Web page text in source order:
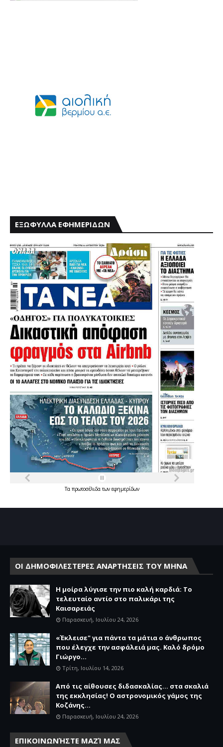
ΕΞΩΦΥΛΛΑ ΕΦΗΜΕΡΙΔΩΝ
Τα πρωτοσέλιδατων εφημερίδων
ΟΙ ΔΗΜΟΦΙΛΕΣΤΕΡΕΣ ΑΝΑΡΤΗΣΕΙΣ ΤΟΥ ΜΗΝΑ
Η μοίρα λύγισε την πιο καλή καρδιά: Το
τελευταίο αντίο στο παλικάρι της
Καισαρειάς
Παρασκευή, Ιουλίου 24, 2026
«Έκλεισε" για πάντα τα μάτια ο άνθρωπος
που έλεγχε την ασφάλειά μας. Καλό δρόμο
Γιώργο...
Τρίτη, Ιουλίου 14, 2026
Από τις αίθουσες διδασκαλίας… στα σκαλιά
της εκκλησίας! Ο αστρονομικός γάμος της
Κοζάνης...
Παρασκευή, Ιουλίου 24, 2026
ΕΠΙΚΟΙΝΩΝΉΣΤΕ ΜΑΖΊ ΜΑΣ